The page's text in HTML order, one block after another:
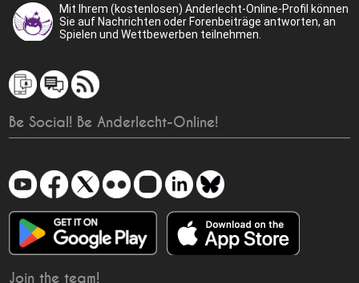
Mit Ihrem (kostenlosen) Anderlecht-Online-Profil können
Sie auf Nachrichten oder Forenbeiträge antworten, an
Spielen und Wettbewerben teilnehmen.
Be Social! Be Anderlecht-Online!
Join the team!